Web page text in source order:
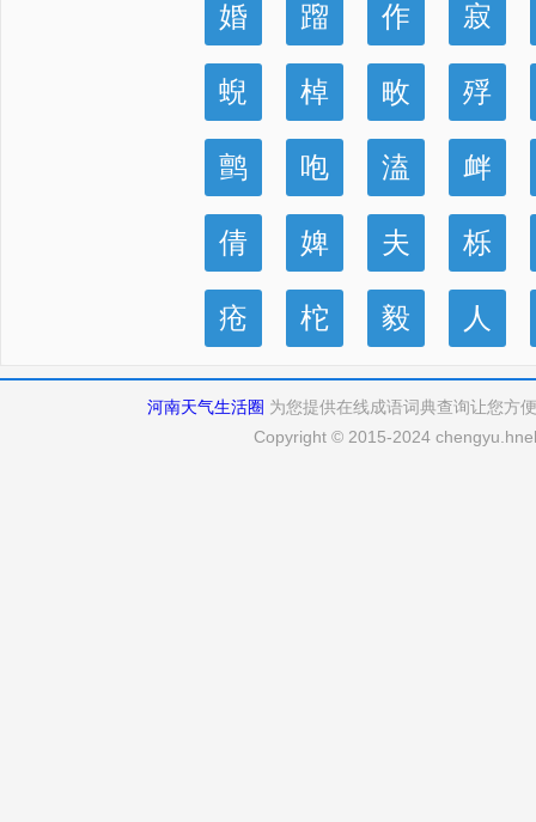
婚 蹓 作 寂
蜺 棹 畋 殍
鹯 咆 溘 衅
倩 婢 夫 栎
疮 柁 毅 人
河南天气生活圈 为您提供在线成语词典查询让您方
Copyright © 2015-2024